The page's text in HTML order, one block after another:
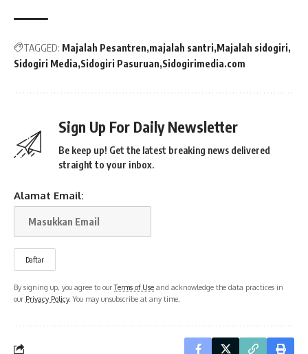
TAGGED: Majalah Pesantren majalah santri Majalah sidogiri
Sidogiri Media Sidogiri Pasuruan Sidogirimedia.com
Sign Up For Daily Newsletter
Be keep up! Get the latest breaking news delivered
straight to your inbox.
Alamat Email:
By signing up, you agree to ourTerms of Use and acknowledge the data practices in
our Privacy Policy. You may unsubscribe at any time.